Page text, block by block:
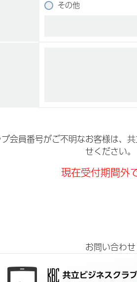
その他
会員番号がご不明なお客様は、
せください。
現在受付期間外
お問い合わせ